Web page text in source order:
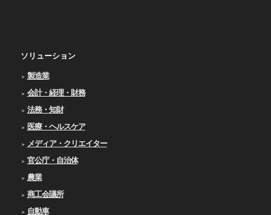
ソリューション
製造業
会計・経理・財務
法務・知財
医療・ヘルスケア
メディア・クリエイター
官公庁・自治体
農業
商工会議所
自動車